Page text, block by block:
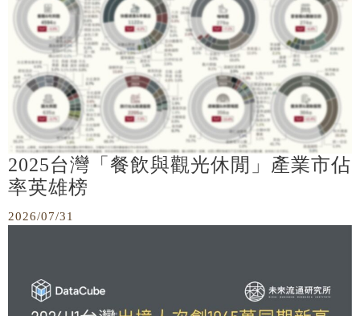
2025台灣「餐飲與觀光休閒」產業市佔
率英雄榜
2026/07/31